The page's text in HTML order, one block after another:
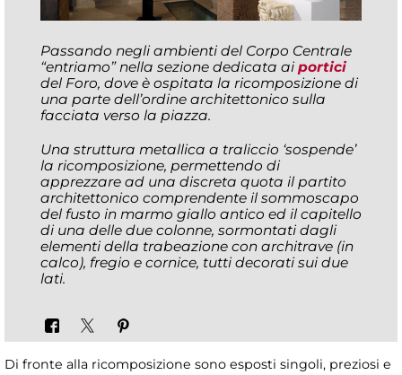
Passando negli ambienti del Corpo Centrale
“entriamo” nella sezione dedicata ai portici
del Foro, dove è ospitata la ricomposizione di
una parte dell’ordine architettonico sulla
facciata verso la piazza.
Una struttura metallica a traliccio ‘sospende’
la ricomposizione, permettendo di
apprezzare ad una discreta quota il partito
architettonico comprendente il sommoscapo
del fusto in marmo giallo antico ed il capitello
di una delle due colonne, sormontati dagli
elementi della trabeazione con architrave (in
calco), fregio e cornice, tutti decorati sui due
lati.
Di fronte alla ricomposizione sono esposti singoli, preziosi e